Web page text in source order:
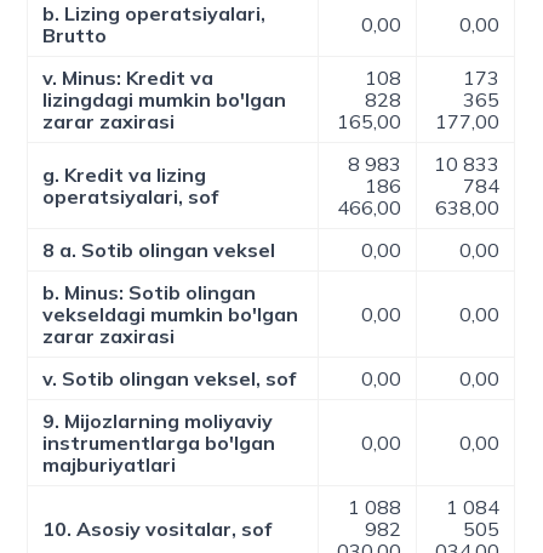
b. Lizing operatsiyalari,
Brutto
0,00 0,00
v. Minus: Kredit va
lizingdagi mumkin bo'lgan
zarar zaxirasi
108
828
165,00
173
365
177,00
g. Kredit va lizing
operatsiyalari, sof
8 983
186
466,00
10 833
784
638,00
8 a. Sotib olingan veksel
0,00
0,00
b. Minus: Sotib olingan
vekseldagi mumkin bo'lgan
zarar zaxirasi
0,00 0,00
v. Sotib olingan veksel, sof 0,00
0,00
9. Mijozlarning moliyaviy
instrumentlarga bo'lgan
majburiyatlari
0,00 0,00
10. Asosiy vositalar, sof
1 088
982
1 084
505